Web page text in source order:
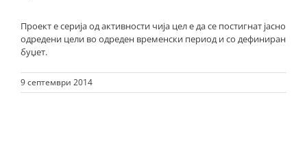
Проект е серија од активности чија цел е да се постигнат јасно
одредени цели во одреден временски период и со дефиниран
буџет.
9 септември 2014